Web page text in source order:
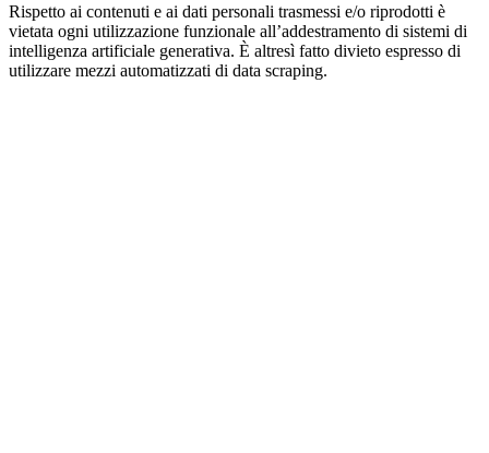
Rispetto ai contenuti e ai dati personali trasmessi e/o riprodotti è
vietata ogni utilizzazione funzionale all’addestramento di sistemi di
intelligenza artificiale generativa. È altresì fatto divieto espresso di
utilizzare mezzi automatizzati di data scraping.